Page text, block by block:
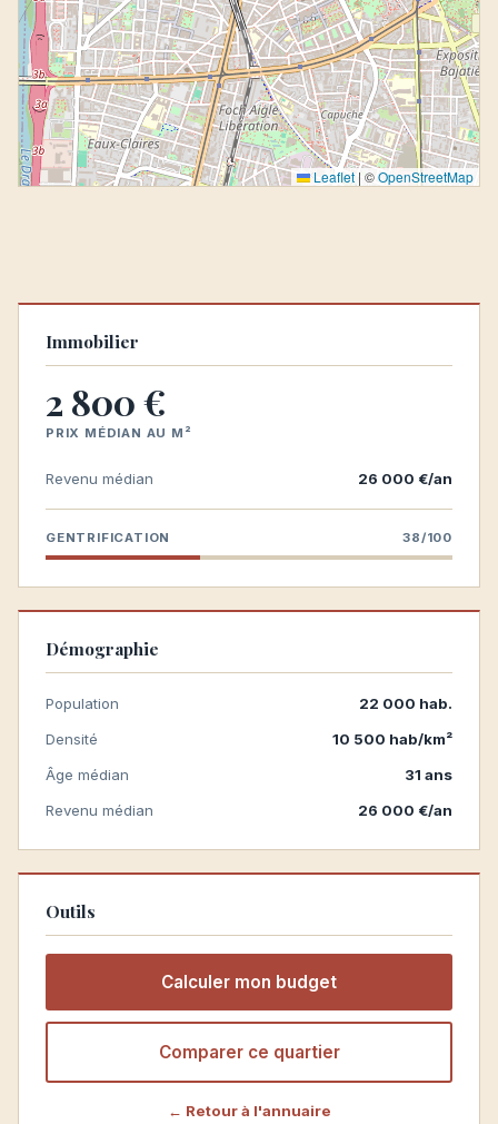
Leaflet | ©OpenStreetMap
Immobilier
2 800 €
PRIX MÉDIAN AU M²
Revenu médian 26 000 €/an
GENTRIFICATION 38/100
Démographie
Population
22 000 hab.
Densité
10 500 hab/km²
Âge médian
31 ans
Revenu médian
26 000 €/an
Outils
Calculer mon budget
Comparer ce quartier
← Retour à l'annuaire